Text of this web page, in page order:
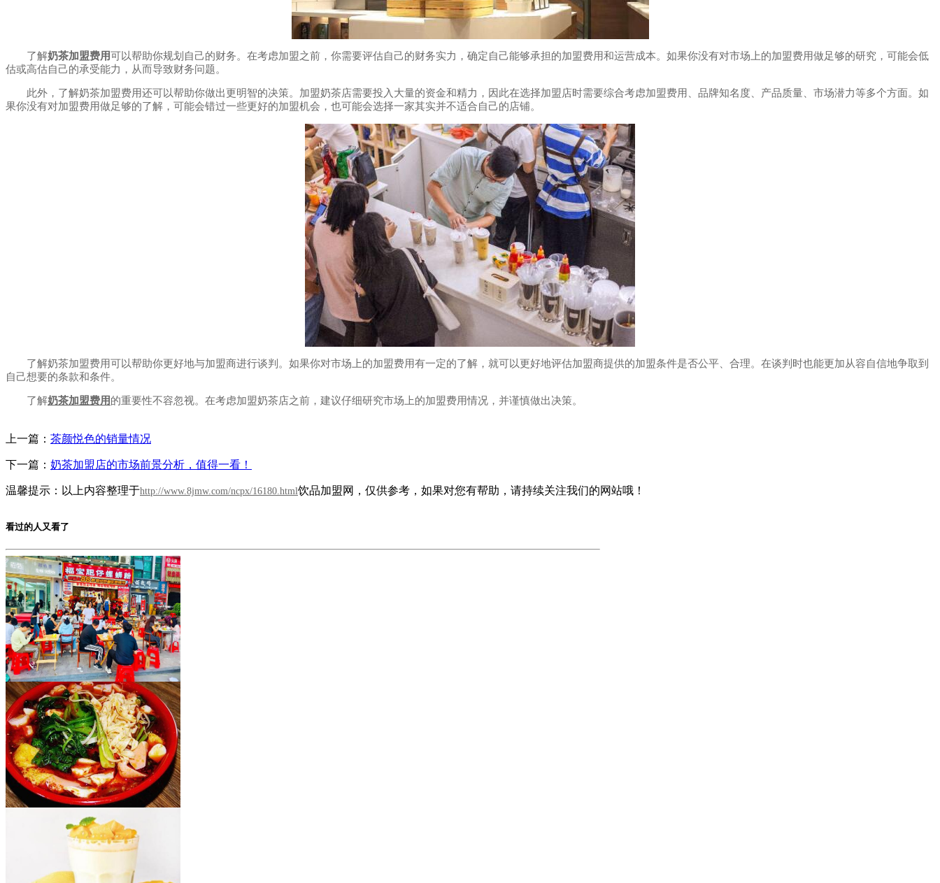
了解奶茶加盟费用可以帮助你规划自己的财务。在考虑加盟之前，你需要评估自己的财务实力，确定自己能够承担的加盟费用和运营成本。如果你没有对市场上的加盟费用做足够的研究，可能会低
估或高估自己的承受能力，从而导致财务问题。
此外，了解奶茶加盟费用还可以帮助你做出更明智的决策。加盟奶茶店需要投入大量的资金和精力，因此在选择加盟店时需要综合考虑加盟费用、品牌知名度、产品质量、市场潜力等多个方面。如
果你没有对加盟费用做足够的了解，可能会错过一些更好的加盟机会，也可能会选择一家其实并不适合自己的店铺。
了解奶茶加盟费用可以帮助你更好地与加盟商进行谈判。如果你对市场上的加盟费用有一定的了解，就可以更好地评估加盟商提供的加盟条件是否公平、合理。在谈判时也能更加从容自信地争取到
自己想要的条款和条件。
了解奶茶加盟费用的重要性不容忽视。在考虑加盟奶茶店之前，建议仔细研究市场上的加盟费用情况，并谨慎做出决策。
上一篇： 茶颜悦色的销量情况
下一篇： 奶茶加盟店的市场前景分析，值得一看！
温馨提示：以上内容整理于http://www.8jmw.com/ncpx/16180.html饮品加盟网，仅供参考，如果对您有帮助，请持续关注我们的网站哦！
看过的人又看了
福宝肥仔炸蛋螺蛳粉 加盟费用：
加盟费用：5-8万